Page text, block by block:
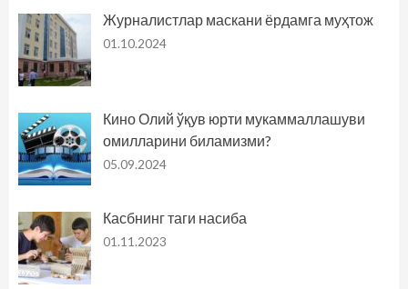
Журналистлар маскани ёрдамга муҳтож
01.10.2024
Кино Олий ўқув юрти мукаммаллашуви
омилларини биламизми?
05.09.2024
Касбнинг таги насиба
01.11.2023